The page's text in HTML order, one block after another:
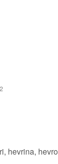
2
hevrina,